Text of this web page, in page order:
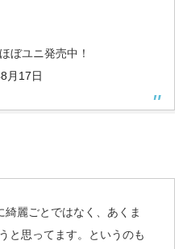
ぼユニ発売中！
月17日
麗ごとではなく、あくま
と思ってます。というのも